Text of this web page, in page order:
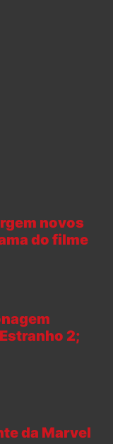
novos
do filme
2;
da Marvel